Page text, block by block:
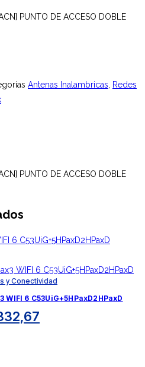
era:
PUNTO DE ACCESO DOBLE
Antenas Inalambricas
Redes
PUNTO DE ACCESO DOBLE
y Conectividad
WIFI 6 C53UiG+5HPaxD2HPaxD
precio